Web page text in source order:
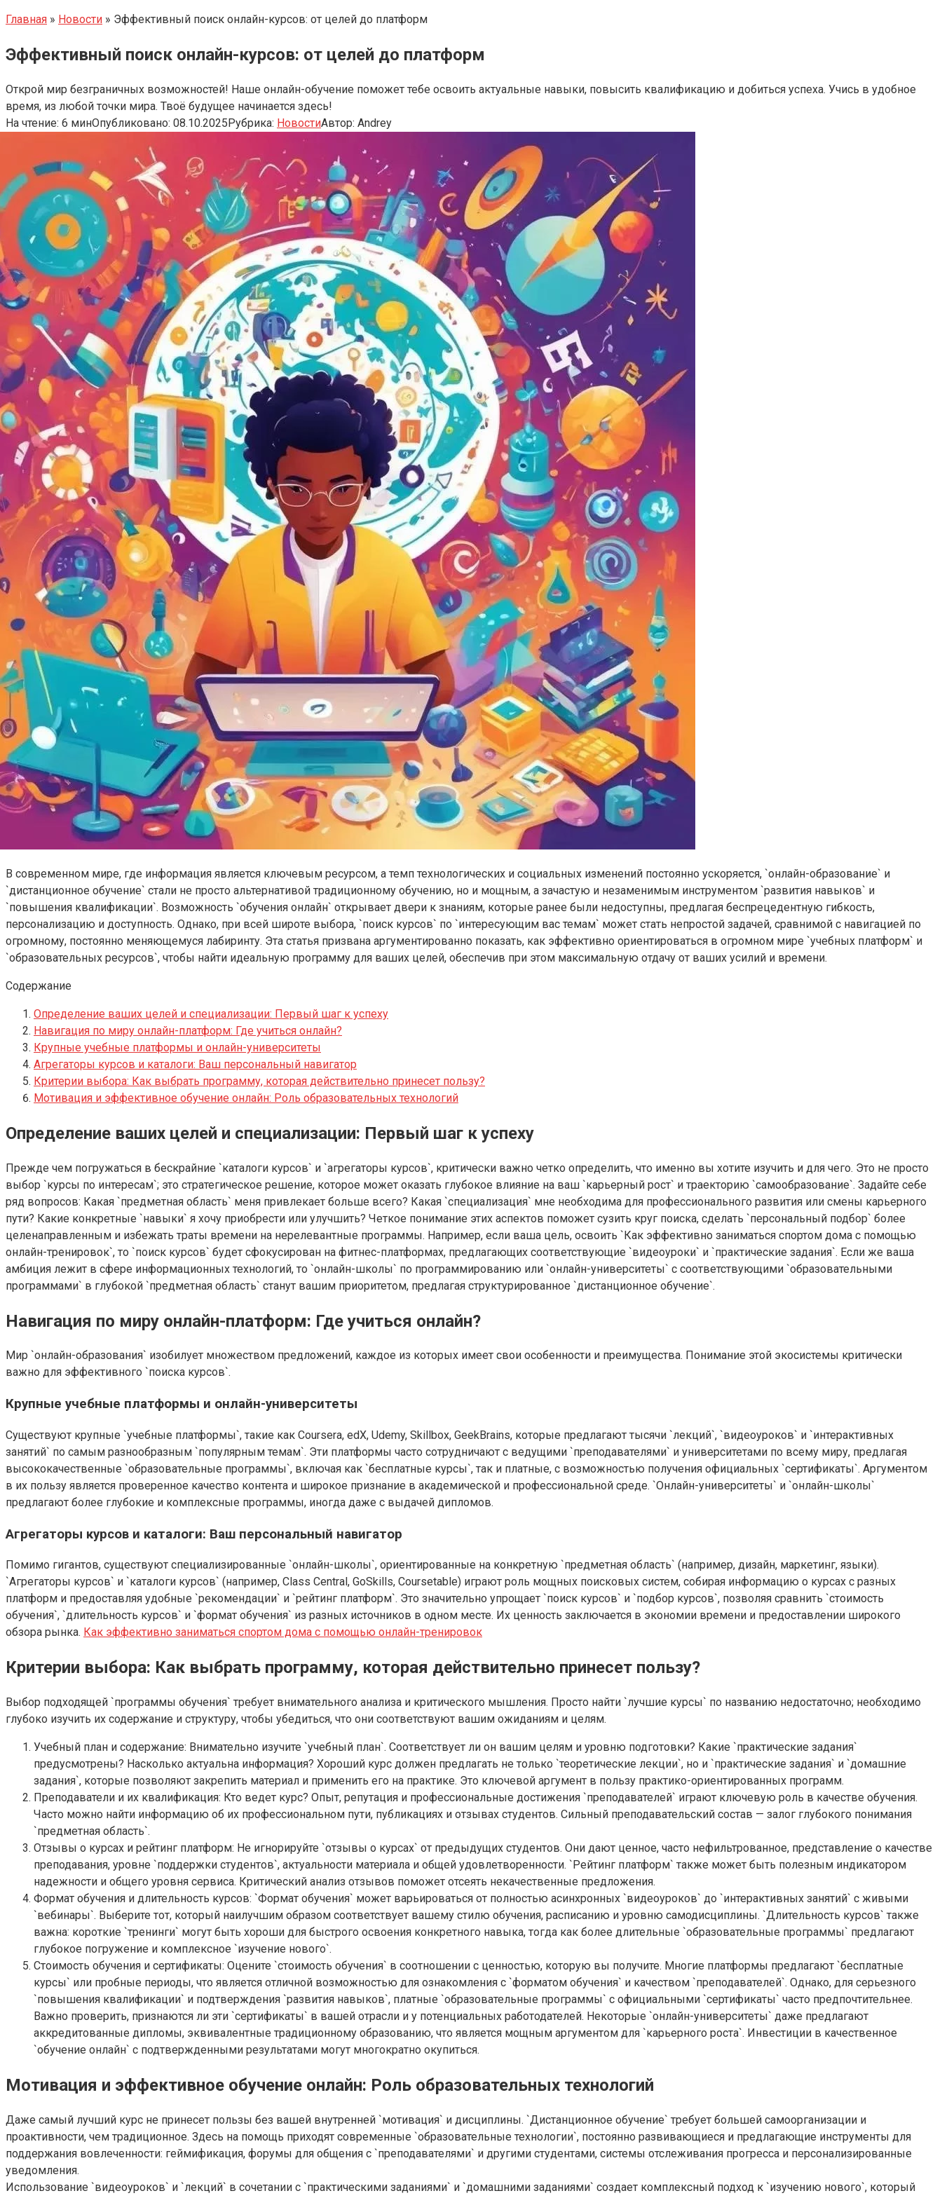
Главная » Новости » Эффективный поиск онлайн-курсов: от целей до платформ
Эффективный поиск онлайн-курсов: от целей до платформ
Открой мир безграничных возможностей! Наше онлайн-обучение поможет тебе освоить актуальные навыки, повысить квалификацию и добиться успеха. Учись в удобное
время, из любой точки мира. Твоё будущее начинается здесь!
На чтение: 6 минОпубликовано: 08.10.2025Рубрика: НовостиАвтор: Andrey
В современном мире, где информация является ключевым ресурсом, а темп технологических и социальных изменений постоянно ускоряется, `онлайн-образование` и
`дистанционное обучение` стали не просто альтернативой традиционному обучению, но и мощным, а зачастую и незаменимым инструментом `развития навыков` и
`повышения квалификации`. Возможность `обучения онлайн` открывает двери к знаниям, которые ранее были недоступны, предлагая беспрецедентную гибкость,
персонализацию и доступность. Однако, при всей широте выбора, `поиск курсов` по `интересующим вас темам` может стать непростой задачей, сравнимой с навигацией по
огромному, постоянно меняющемуся лабиринту. Эта статья призвана аргументированно показать, как эффективно ориентироваться в огромном мире `учебных платформ` и
`образовательных ресурсов`, чтобы найти идеальную программу для ваших целей, обеспечив при этом максимальную отдачу от ваших усилий и времени.
Содержание
Определение ваших целей и специализации: Первый шаг к успеху
Навигация по миру онлайн-платформ: Где учиться онлайн?
Крупные учебные платформы и онлайн-университеты
Агрегаторы курсов и каталоги: Ваш персональный навигатор
Критерии выбора: Как выбрать программу, которая действительно принесет пользу?
Мотивация и эффективное обучение онлайн: Роль образовательных технологий
Определение ваших целей и специализации: Первый шаг к успеху
Прежде чем погружаться в бескрайние `каталоги курсов` и `агрегаторы курсов`, критически важно четко определить, что именно вы хотите изучить и для чего. Это не просто
выбор `курсы по интересам`; это стратегическое решение, которое может оказать глубокое влияние на ваш `карьерный рост` и траекторию `самообразование`. Задайте себе
ряд вопросов: Какая `предметная область` меня привлекает больше всего? Какая `специализация` мне необходима для профессионального развития или смены карьерного
пути? Какие конкретные `навыки` я хочу приобрести или улучшить? Четкое понимание этих аспектов поможет сузить круг поиска, сделать `персональный подбор` более
целенаправленным и избежать траты времени на нерелевантные программы. Например, если ваша цель, освоить `Как эффективно заниматься спортом дома с помощью
онлайн-тренировок`, то `поиск курсов` будет сфокусирован на фитнес-платформах, предлагающих соответствующие `видеоуроки` и `практические задания`. Если же ваша
амбиция лежит в сфере информационных технологий, то `онлайн-школы` по программированию или `онлайн-университеты` с соответствующими `образовательными
программами` в глубокой `предметная область` станут вашим приоритетом, предлагая структурированное `дистанционное обучение`.
Навигация по миру онлайн-платформ: Где учиться онлайн?
Мир `онлайн-образования` изобилует множеством предложений, каждое из которых имеет свои особенности и преимущества. Понимание этой экосистемы критически
важно для эффективного `поиска курсов`.
Крупные учебные платформы и онлайн-университеты
Существуют крупные `учебные платформы`, такие как Coursera, edX, Udemy, Skillbox, GeekBrains, которые предлагают тысячи `лекций`, `видеоуроков` и `интерактивных
занятий` по самым разнообразным `популярным темам`. Эти платформы часто сотрудничают с ведущими `преподавателями` и университетами по всему миру, предлагая
высококачественные `образовательные программы`, включая как `бесплатные курсы`, так и платные, с возможностью получения официальных `сертификаты`. Аргументом
в их пользу является проверенное качество контента и широкое признание в академической и профессиональной среде. `Онлайн-университеты` и `онлайн-школы`
предлагают более глубокие и комплексные программы, иногда даже с выдачей дипломов.
Агрегаторы курсов и каталоги: Ваш персональный навигатор
Помимо гигантов, существуют специализированные `онлайн-школы`, ориентированные на конкретную `предметная область` (например, дизайн, маркетинг, языки).
`Агрегаторы курсов` и `каталоги курсов` (например, Class Central, GoSkills, Coursetable) играют роль мощных поисковых систем, собирая информацию о курсах с разных
платформ и предоставляя удобные `рекомендации` и `рейтинг платформ`. Это значительно упрощает `поиск курсов` и `подбор курсов`, позволяя сравнить `стоимость
обучения`, `длительность курсов` и `формат обучения` из разных источников в одном месте. Их ценность заключается в экономии времени и предоставлении широкого
обзора рынка. Как эффективно заниматься спортом дома с помощью онлайн-тренировок
Критерии выбора: Как выбрать программу, которая действительно принесет пользу?
Выбор подходящей `программы обучения` требует внимательного анализа и критического мышления. Просто найти `лучшие курсы` по названию недостаточно; необходимо
глубоко изучить их содержание и структуру, чтобы убедиться, что они соответствуют вашим ожиданиям и целям.
Учебный план и содержание: Внимательно изучите `учебный план`. Соответствует ли он вашим целям и уровню подготовки? Какие `практические задания`
предусмотрены? Насколько актуальна информация? Хороший курс должен предлагать не только `теоретические лекции`, но и `практические задания` и `домашние
задания`, которые позволяют закрепить материал и применить его на практике. Это ключевой аргумент в пользу практико-ориентированных программ.
Преподаватели и их квалификация: Кто ведет курс? Опыт, репутация и профессиональные достижения `преподавателей` играют ключевую роль в качестве обучения.
Часто можно найти информацию об их профессиональном пути, публикациях и отзывах студентов. Сильный преподавательский состав — залог глубокого понимания
`предметная область`.
Отзывы о курсах и рейтинг платформ: Не игнорируйте `отзывы о курсах` от предыдущих студентов. Они дают ценное, часто нефильтрованное, представление о качестве
преподавания, уровне `поддержки студентов`, актуальности материала и общей удовлетворенности. `Рейтинг платформ` также может быть полезным индикатором
надежности и общего уровня сервиса. Критический анализ отзывов поможет отсеять некачественные предложения.
Формат обучения и длительность курсов: `Формат обучения` может варьироваться от полностью асинхронных `видеоуроков` до `интерактивных занятий` с живыми
`вебинары`. Выберите тот, который наилучшим образом соответствует вашему стилю обучения, расписанию и уровню самодисциплины. `Длительность курсов` также
важна: короткие `тренинги` могут быть хороши для быстрого освоения конкретного навыка, тогда как более длительные `образовательные программы` предлагают
глубокое погружение и комплексное `изучение нового`.
Стоимость обучения и сертификаты: Оцените `стоимость обучения` в соотношении с ценностью, которую вы получите. Многие платформы предлагают `бесплатные
курсы` или пробные периоды, что является отличной возможностью для ознакомления с `форматом обучения` и качеством `преподавателей`. Однако, для серьезного
`повышения квалификации` и подтверждения `развития навыков`, платные `образовательные программы` с официальными `сертификаты` часто предпочтительнее.
Важно проверить, признаются ли эти `сертификаты` в вашей отрасли и у потенциальных работодателей. Некоторые `онлайн-университеты` даже предлагают
аккредитованные дипломы, эквивалентные традиционному образованию, что является мощным аргументом для `карьерного роста`. Инвестиции в качественное
`обучение онлайн` с подтвержденными результатами могут многократно окупиться.
Мотивация и эффективное обучение онлайн: Роль образовательных технологий
Даже самый лучший курс не принесет пользы без вашей внутренней `мотивация` и дисциплины. `Дистанционное обучение` требует большей самоорганизации и
проактивности, чем традиционное. Здесь на помощь приходят современные `образовательные технологии`, постоянно развивающиеся и предлагающие инструменты для
поддержания вовлеченности: геймификация, форумы для общения с `преподавателями` и другими студентами, системы отслеживания прогресса и персонализированные
уведомления.
Использование `видеоуроков` и `лекций` в сочетании с `практическими заданиями` и `домашними заданиями` создает комплексный подход к `изучению нового`, который